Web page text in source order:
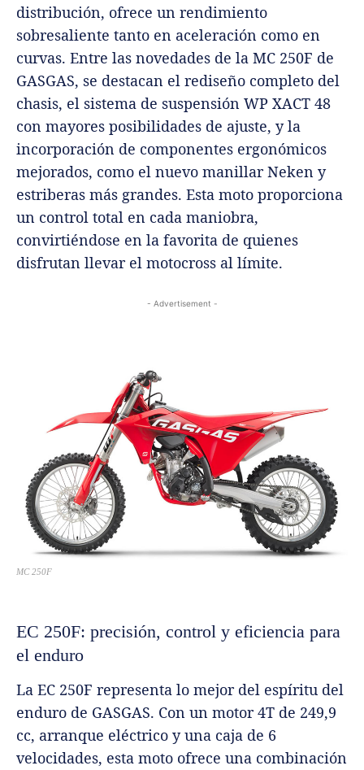
distribución, ofrece un rendimiento
sobresaliente tanto en aceleración como en
curvas. Entre las novedades de la MC 250F de
GASGAS, se destacan el rediseño completo del
chasis, el sistema de suspensión WP XACT 48
con mayores posibilidades de ajuste, y la
incorporación de componentes ergonómicos
mejorados, como el nuevo manillar Neken y
estriberas más grandes. Esta moto proporciona
un control total en cada maniobra,
convirtiéndose en la favorita de quienes
disfrutan llevar el motocross al límite.
- Advertisement -
MC 250F
EC 250F: precisión, control y eficiencia para
el enduro
La EC 250F representa lo mejor del espíritu del
enduro de GASGAS. Con un motor 4T de 249,9
cc, arranque eléctrico y una caja de 6
velocidades, esta moto ofrece una combinación